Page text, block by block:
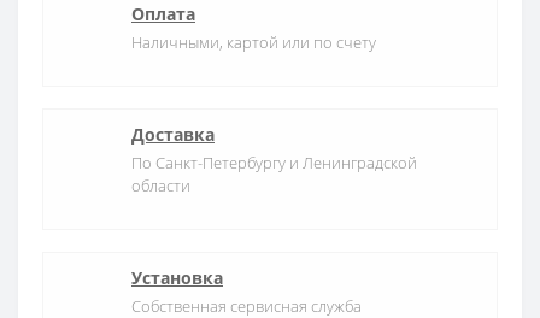
Оплата
Наличными, картой или по счету
Доставка
По Санкт-Петербургу и Ленинградской
области
Установка
Собственная сервисная служба